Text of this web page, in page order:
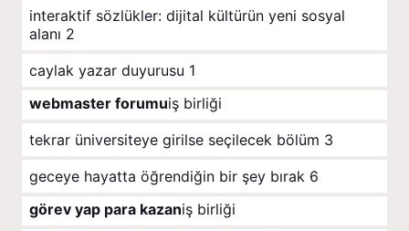
i̇nteraktif sözlükler: dijital kültürün yeni sosyal
alanı 2
caylak yazar duyurusu 1
webmaster forumuiş birliği
tekrar üniversiteye girilse seçilecek bölüm 3
geceye hayatta öğrendiğin bir şey bırak 6
görev yap para kazaniş birliği